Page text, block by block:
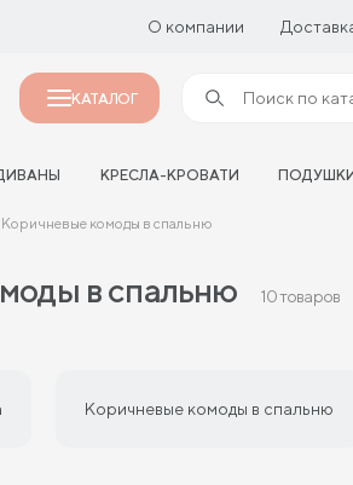
О компании
КАТАЛОГ
КРЕСЛА-КРОВАТИ
Коричневые комоды в спальню
в спальню 10 товаров
Коричневые комоды в спальню